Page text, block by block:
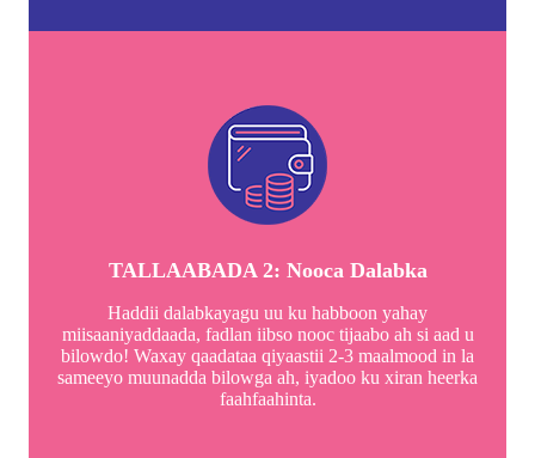
TALLAABADA 2: Nooca Dalabka
Haddii dalabkayagu uu ku habboon yahay
miisaaniyaddaada, fadlan iibso nooc tijaabo ah si aad u
bilowdo! Waxay qaadataa qiyaastii 2-3 maalmood in la
sameeyo muunadda bilowga ah, iyadoo ku xiran heerka
faahfaahinta.